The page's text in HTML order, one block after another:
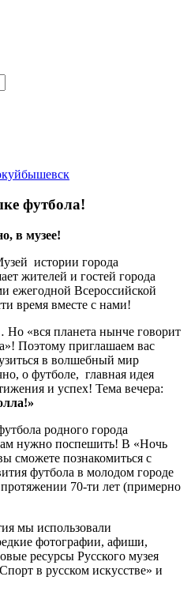
футбола!
в музее!
истории города
жителей и гостей города
ежегодной Всероссийской
время вместе с нами!
«вся планета нынче говорит
Поэтому приглашаем вас
в волшебный мир
о футболе, главная идея
и успех! Тема вечера:
родного города
нужно поспешить! В «Ночь
сможете познакомиться с
футбола в молодом городе
70-ти лет (примерно
мы использовали
фотографии, афиши,
ресурсы Русского музея
в русском искусстве» и